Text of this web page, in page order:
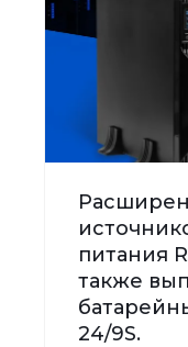
питания
также
24/9S.